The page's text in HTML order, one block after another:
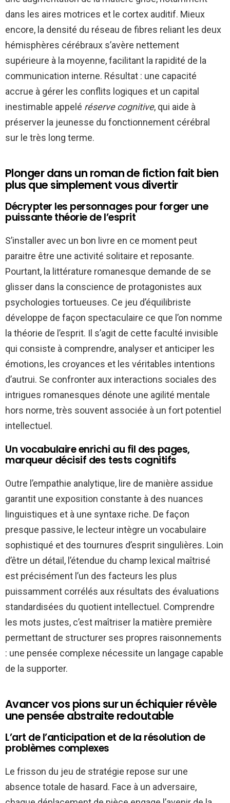
dans les aires motrices et le cortex auditif. Mieux
encore, la densité du réseau de fibres reliant les deux
hémisphères cérébraux s’avère nettement
supérieure à la moyenne, facilitant la rapidité de la
communication interne. Résultat : une capacité
accrue à gérer les conflits logiques et un capital
inestimable appelé réserve cognitive, qui aide à
préserver la jeunesse du fonctionnement cérébral
sur le très long terme.
Plonger dans un roman de fiction fait bien
plus que simplement vous divertir
Décrypter les personnages pour forger une
puissante théorie de l’esprit
S’installer avec un bon livre en ce moment peut
paraitre être une activité solitaire et reposante.
Pourtant, la littérature romanesque demande de se
glisser dans la conscience de protagonistes aux
psychologies tortueuses. Ce jeu d’équilibriste
développe de façon spectaculaire ce que l’on nomme
la théorie de l’esprit. Il s’agit de cette faculté invisible
qui consiste à comprendre, analyser et anticiper les
émotions, les croyances et les véritables intentions
d’autrui. Se confronter aux interactions sociales des
intrigues romanesques dénote une agilité mentale
hors norme, très souvent associée à un fort potentiel
intellectuel.
Un vocabulaire enrichi au fil des pages,
marqueur décisif des tests cognitifs
Outre l’empathie analytique, lire de manière assidue
garantit une exposition constante à des nuances
linguistiques et à une syntaxe riche. De façon
presque passive, le lecteur intègre un vocabulaire
sophistiqué et des tournures d’esprit singulières. Loin
d’être un détail, l’étendue du champ lexical maîtrisé
est précisément l’un des facteurs les plus
puissamment corrélés aux résultats des évaluations
standardisées du quotient intellectuel. Comprendre
les mots justes, c’est maîtriser la matière première
permettant de structurer ses propres raisonnements
: une pensée complexe nécessite un langage capable
de la supporter.
Avancer vos pions sur un échiquier révèle
une pensée abstraite redoutable
L’art de l’anticipation et de la résolution de
problèmes complexes
Le frisson du jeu de stratégie repose sur une
absence totale de hasard. Face à un adversaire,